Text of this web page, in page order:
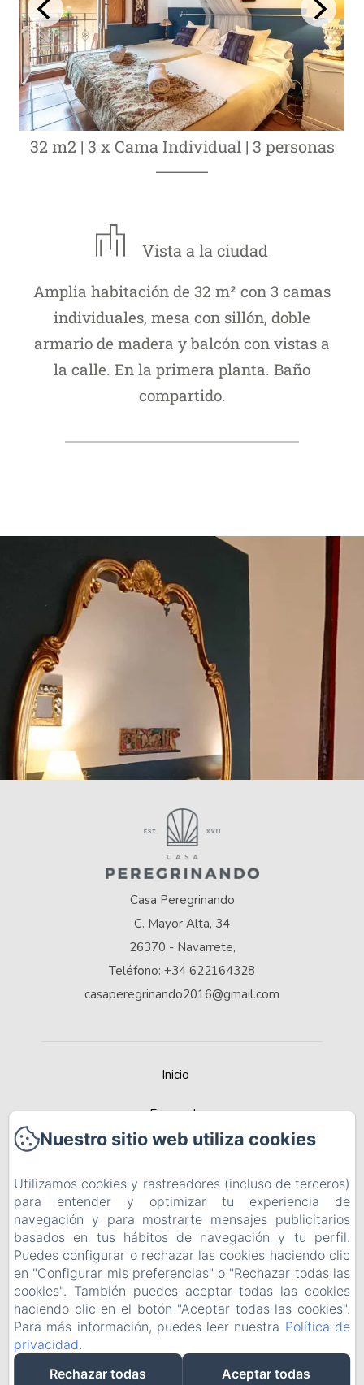
32 m2 | 3 x Cama Individual | 3 personas
Vista a la ciudad
Amplia habitación de 32 m² con 3 camas
individuales, mesa con sillón, doble
armario de madera y balcón con vistas a
la calle. En la primera planta. Baño
compartido.
Casa Peregrinando
C. Mayor Alta, 34
26370 - Navarrete,
Teléfono: +34 622164328
casaperegrinando2016@gmail.com
Inicio
Escapada
Recomendada por Best Rural Spain
Política de privacidad
Información legal
Información sobre cookies
EN FR ES
Nuestro sitio web utiliza cookies
Utilizamos cookies y rastreadores (incluso de terceros)
para entender y optimizar tu experiencia de
navegación y para mostrarte mensajes publicitarios
basados en tus hábitos de navegación y tu perfil.
Puedes configurar o rechazar las cookies haciendo clic
en "Configurar mis preferencias" o "Rechazar todas las
cookies". También puedes aceptar todas las cookies
haciendo clic en el botón "Aceptar todas las cookies".
Para más información, puedes leer nuestra Política de
privacidad.
Rechazar todas
Aceptar todas